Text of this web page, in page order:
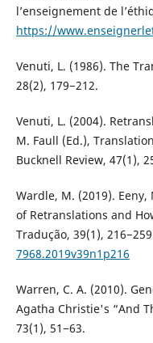
l’enseignement de
https://
Venuti, L. (1986). The
28(2), 179−212.
Venuti, L. (2004).
M. Faull (Ed.),
Bucknell Review, 47(1),
Wardle, M. (2019).
of Retranslations and
Tradução, 39(1),
7968.2019v39n1p216
Warren, C. A. (2010).
Agatha Christie's “And
73(1), 51−63.